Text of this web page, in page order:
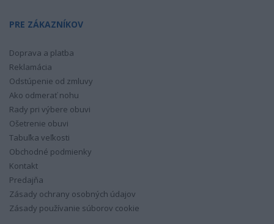
PRE ZÁKAZNÍKOV
Doprava a platba
Reklamácia
Odstúpenie od zmluvy
Ako odmerať nohu
Rady pri výbere obuvi
Ošetrenie obuvi
Tabuľka veľkosti
Obchodné podmienky
Kontakt
Predajňa
Zásady ochrany osobných údajov
Zásady používanie súborov cookie